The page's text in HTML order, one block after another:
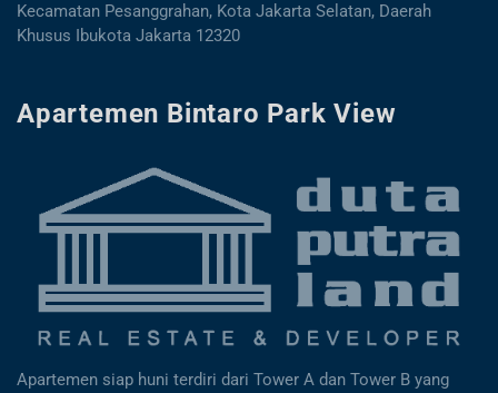
Kecamatan Pesanggrahan, Kota Jakarta Selatan, Daerah
Khusus Ibukota Jakarta 12320
Apartemen Bintaro Park View
Apartemen siap huni terdiri dari Tower A dan Tower B yang